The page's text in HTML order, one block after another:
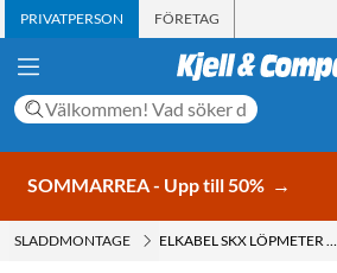
PRIVATPERSON FÖRETAG
SOMMARREA - Upp till 50% →
SLADDMONTAGE ELKABEL SKX LÖPMETER VIT